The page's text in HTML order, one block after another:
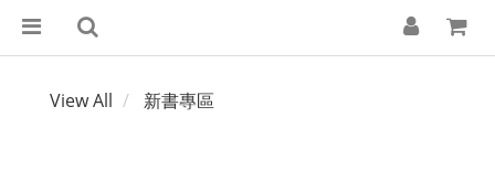
View All 新書專區